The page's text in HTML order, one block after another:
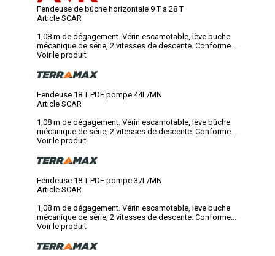
Fendeuse de bûche horizontale 9 T à 28 T
Article SCAR
1,08 m de dégagement. Vérin escamotable, lève buche
mécanique de série, 2 vitesses de descente. Conforme...
Voir le produit
Fendeuse 18 T PDF pompe 44L/MN
Article SCAR
1,08 m de dégagement. Vérin escamotable, lève bûche
mécanique de série, 2 vitesses de descente. Conforme...
Voir le produit
Fendeuse 18 T PDF pompe 37L/MN
Article SCAR
1,08 m de dégagement. Vérin escamotable, lève buche
mécanique de série, 2 vitesses de descente. Conforme...
Voir le produit